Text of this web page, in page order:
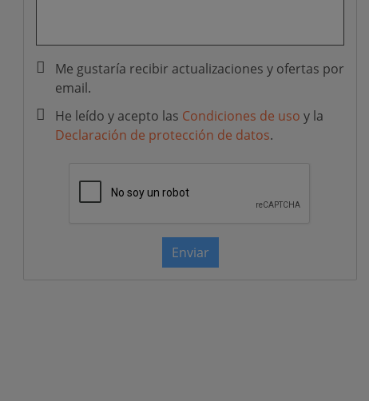
Me gustaría recibir actualizaciones y ofertas por
email.
He leído y acepto las Condiciones de uso y la
Declaración de protección de datos.
Enviar